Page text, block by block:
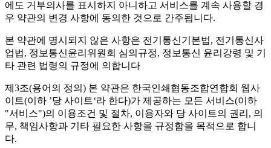
에도 거부의사를 표시하지 아니하고 서비스를 계속 사용할 경
우 약관의 변경 사항에 동의한 것으로 간주됩니다.
본 약관에 명시되지 않은 사항은 전기통신기본법, 전기통신사
업법, 정보통신윤리위원회 심의규정, 정보통신 윤리강령 및 기
타 관련 법령의 규정에 의합니다
제3조(용어의 정의) 본 약관은 한국인쇄협동조합연합회 웹사
이트(이하 ’당 사이트‘라 한다)가 제공하는 모든 서비스(이하
"서비스")의 이용조건 및 절차, 이용자와 당 사이트의 권리, 의
무, 책임사항과 기타 필요한 사항을 규정함을 목적으로 합니
다.